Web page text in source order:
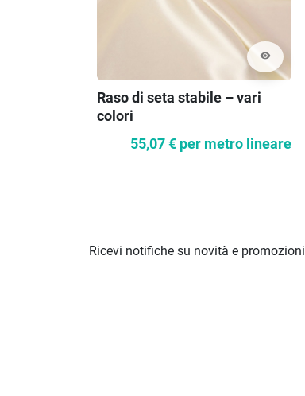
visibility
Raso di seta stabile – vari
colori
55,07 € per metro lineare
Ricevi notifiche su novità e promozioni